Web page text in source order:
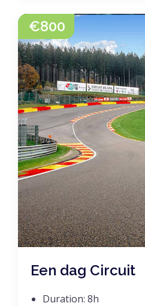
Een dag Circuit
Duration: 8h
€800